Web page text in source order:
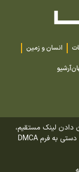
انسان و زمین
آرشیو
دادن لینک مستقیم،
محتوای شما هم به صورت خودکار و هم به صورت دستی به فرم DMCA